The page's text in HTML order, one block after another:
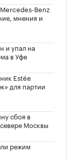
Benz
мнения и
и упал на
в Уфе
Estée
для партии
сбоя в
Москвы
режим